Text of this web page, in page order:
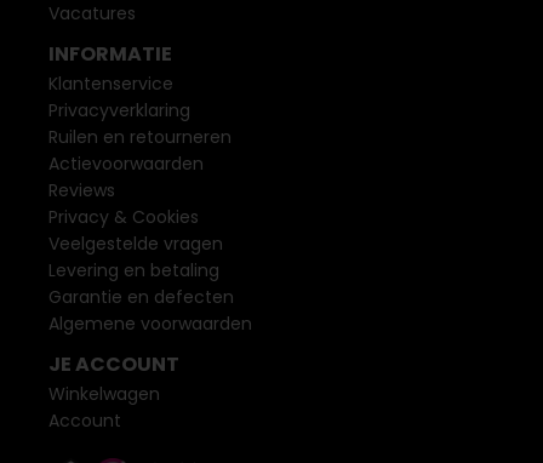
Vacatures
INFORMATIE
Klantenservice
Privacyverklaring
Ruilen en retourneren
Actievoorwaarden
Reviews
Privacy & Cookies
Veelgestelde vragen
Levering en betaling
Garantie en defecten
Algemene voorwaarden
JE ACCOUNT
Winkelwagen
Account